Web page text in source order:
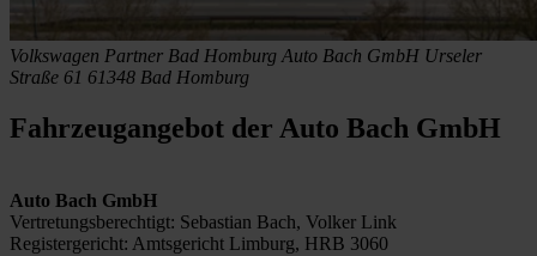
Volkswagen Partner Bad Homburg Auto Bach GmbH Urseler
Straße 61 61348 Bad Homburg
Fahrzeugangebot der Auto Bach GmbH
Auto Bach GmbH
Vertretungsberechtigt: Sebastian Bach, Volker Link
Registergericht: Amtsgericht Limburg, HRB 3060